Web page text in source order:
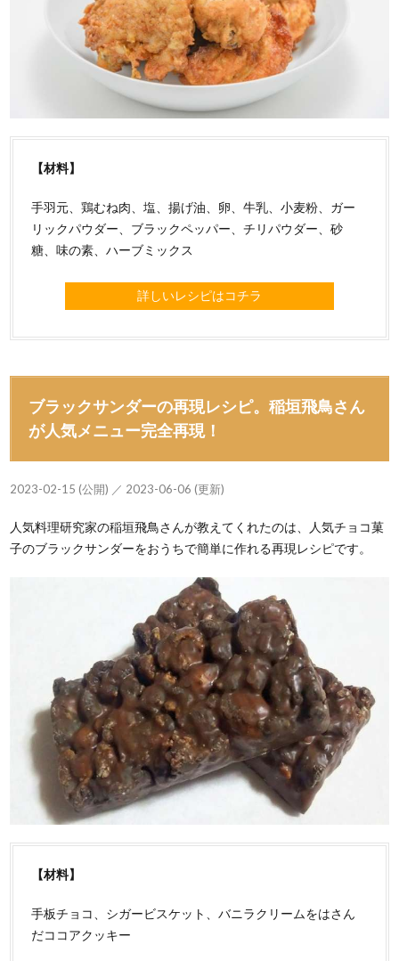
【材料】
手羽元、鶏むね肉、塩、揚げ油、卵、牛乳、小麦粉、ガー
リックパウダー、ブラックペッパー、チリパウダー、砂
糖、味の素、ハーブミックス
詳しいレシピはコチラ
ブラックサンダーの再現レシピ。稲垣飛鳥さん
が人気メニュー完全再現！
2023-02-15 (公開) ／ 2023-06-06 (更新)
人気料理研究家の稲垣飛鳥さんが教えてくれたのは、人気チョコ菓
子のブラックサンダーをおうちで簡単に作れる再現レシピです。
【材料】
手板チョコ、シガービスケット、バニラクリームをはさん
だココアクッキー